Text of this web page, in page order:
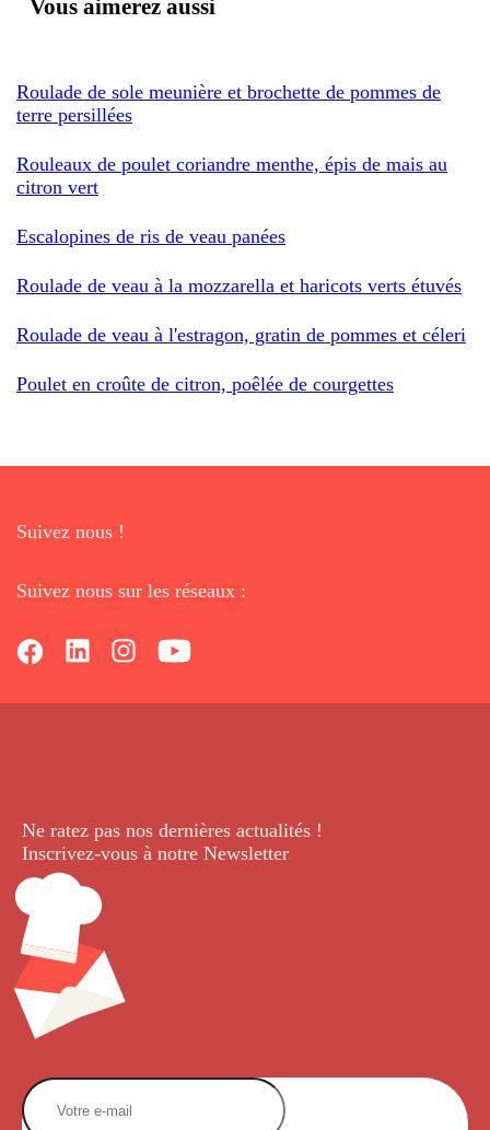
Vous aimerez aussi
Roulade de sole meunière et brochette de pommes de
terre persillées
Rouleaux de poulet coriandre menthe, épis de mais au
citron vert
Escalopines de ris de veau panées
Roulade de veau à la mozzarella et haricots verts étuvés
Roulade de veau à l'estragon, gratin de pommes et céleri
Poulet en croûte de citron, poêlée de courgettes
Suivez nous !
Suivez nous sur les réseaux :
Ne ratez pas nos dernières actualités !
Inscrivez-vous à notre Newsletter.